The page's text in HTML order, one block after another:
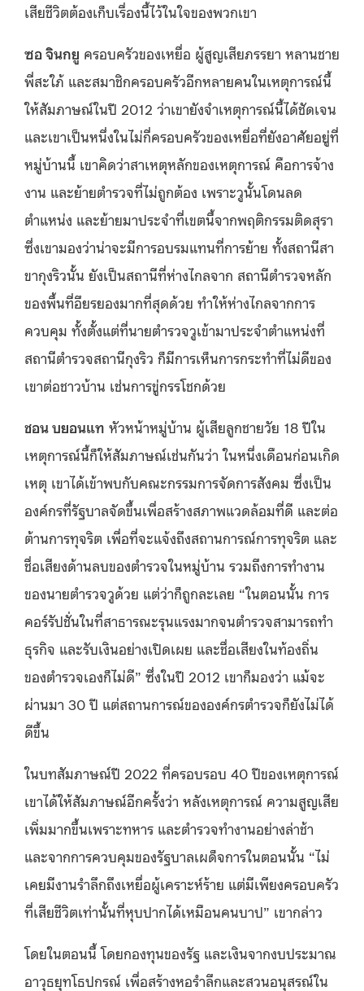
เสียชีวิตต้องเก็บเรื่องนี้ไว้ในใจของพวกเขา
ซอ จินกยู ครอบครัวของเหยื่อ ผู้สูญเสียภรรยา หลานชาย
พี่สะใภ้ และสมาชิกครอบครัวอีกหลายคนในเหตุการณ์นี้
ให้สัมภาษณ์ในปี 2012 ว่าเขายังจำเหตุการณ์นี้ได้ชัดเจน
และเขาเป็นหนึ่งในไม่กี่ครอบครัวของเหยื่อที่ยังอาศัยอยู่ที่
หมู่บ้านนี้ เขาคิดว่าสาเหตุหลักของเหตุการณ์ คือการจ้าง
งาน และย้ายตำรวจที่ไม่ถูกต้อง เพราะวูนั้นโดนลด
ตำแหน่ง และย้ายมาประจำที่เขตนี้จากพฤติกรรมติดสุรา
ซึ่งเขามองว่าน่าจะมีการอบรมแทนที่การย้าย ทั้งสถานีสา
ขากุงริวนั้น ยังเป็นสถานีที่ห่างไกลจาก สถานีตำรวจหลัก
ของพื้นที่อึยรยองมากที่สุดด้วย ทำให้ห่างไกลจากการ
ควบคุม ทั้งตั้งแต่ที่นายตำรวจวูเข้ามาประจำตำแหน่งที่
สถานีตำรวจสถานีกุงริว ก็มีการเห็นการกระทำที่ไม่ดีของ
เขาต่อชาวบ้าน เช่นการขู่กรรโชกด้วย
ชอน บยอนแท หัวหน้าหมู่บ้าน ผู้เสียลูกชายวัย 18 ปีใน
เหตุการณ์นี้ก็ให้สัมภาษณ์เช่นกันว่า ในหนึ่งเดือนก่อนเกิด
เหตุ เขาได้เข้าพบกับคณะกรรมการจัดการสังคม ซึ่งเป็น
องค์กรที่รัฐบาลจัดขึ้นเพื่อสร้างสภาพแวดล้อมที่ดี และต่อ
ต้านการทุจริต เพื่อที่จะแจ้งถึงสถานการณ์การทุจริต และ
ชื่อเสียงด้านลบของตำรวจในหมู่บ้าน รวมถึงการทำงาน
ของนายตำรวจวูด้วย แต่ว่าก็ถูกละเลย “ในตอนนั้น การ
คอร์รัปชั่นในที่สาธารณะรุนแรงมากจนตำรวจสามารถทำ
ธุรกิจ และรับเงินอย่างเปิดเผย และชื่อเสียงในท้องถิ่น
ของตำรวจเองก็ไม่ดี” ซึ่งในปี 2012 เขาก็มองว่า แม้จะ
ผ่านมา 30 ปี แต่สถานการณ์ขององค์กรตำรวจก็ยังไม่ได้
ดีขึ้น
ในบทสัมภาษณ์ปี 2022 ที่ครอบรอบ 40 ปีของเหตุการณ์
เขาได้ให้สัมภาษณ์อีกครั้งว่า หลังเหตุการณ์ ความสูญเสีย
เพิ่มมากขึ้นเพราะทหาร และตำรวจทำงานอย่างล่าช้า
และจากการควบคุมของรัฐบาลเผด็จการในตอนนั้น “ไม่
เคยมีงานรำลึกถึงเหยื่อผู้เคราะห์ร้าย แต่มีเพียงครอบครัว
ที่เสียชีวิตเท่านั้นที่หุบปากได้เหมือนคนบาป” เขากล่าว
โดยในตอนนี้ โดยกองทุนของรัฐ และเงินจากงบประมาณ
อาวุธยุทโธปกรณ์ เพื่อสร้างหอรำลึกและสวนอนุสรณ์ใน